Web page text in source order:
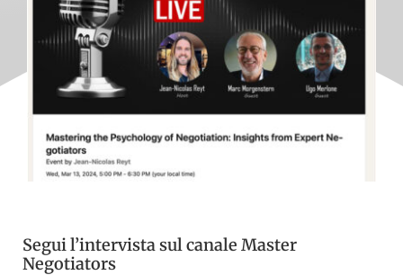
Segui l’intervista sul canale Master
Negotiators